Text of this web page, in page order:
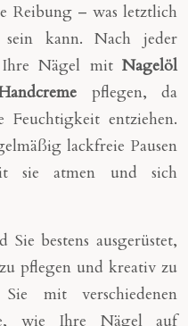
Reibung – was letztlich
kann. Nach jeder
Ihre Nägel mit Nagelöl
pflegen, da
entziehen.
lackfreie Pausen
sie atmen und sich
bestens ausgerüstet,
pflegen und kreativ zu
Sie mit verschiedenen
wie Ihre Nägel auf